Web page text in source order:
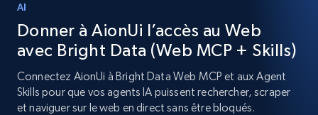
AI
Donner à AionUi l’accès au Web
avec Bright Data (Web MCP + Skills)
Connectez AionUi à Bright Data Web MCP et aux Agent
Skills pour que vos agents IA puissent rechercher, scraper
et naviguer sur le web en direct sans être bloqués.